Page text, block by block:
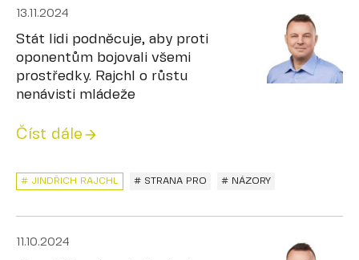
13.11.2024
Stát lidi podněcuje, aby proti
oponentům bojovali všemi
prostředky. Rajchl o růstu
nenávisti mládeže
Číst dále
# STRANA PRO
# JINDŘICH RAJCHL # NÁZORY
11.10.2024